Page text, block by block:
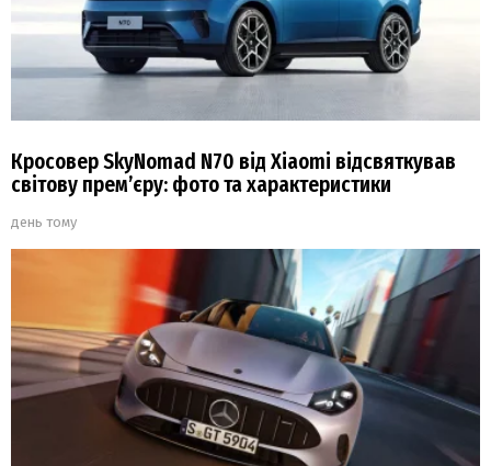
Кросовер SkyNomad N70 від Xiaomi відсвяткував
світову прем’єру: фото та характеристики
день тому